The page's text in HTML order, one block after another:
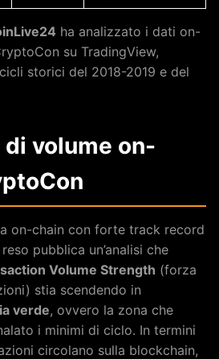
ha analizzato i dati on-
su TradingView,
storici del 2018-2019 e del
di volume on-
on-chain con forte track record
pubblica un’analisi che
Volume Strength (forza
stia scendendo in
verde, ovvero la zona che
i minimi di ciclo. In termini
circolano sulla blockchain,